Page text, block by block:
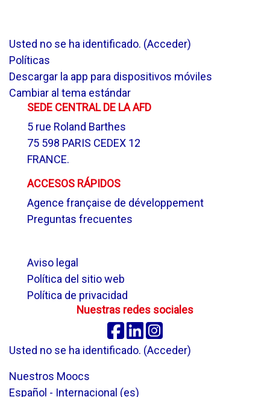
Usted no se ha identificado. (Acceder)
Políticas
Descargar la app para dispositivos móviles
Cambiar al tema estándar
SEDE CENTRAL DE LA AFD
5 rue Roland Barthes
75 598 PARIS CEDEX 12
FRANCE.
ACCESOS RÁPIDOS
Agence française de développement
Preguntas frecuentes
Aviso legal
Política del sitio web
Política de privacidad
Nuestras redes sociales
Facebook
Linkedin
Usted no se ha identificado. (Acceder)
Nuestros Moocs
Español - Internacional ‎(es)‎